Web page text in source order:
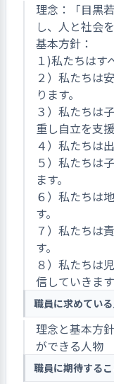
理念：「目黒
し、人と社会
基本方針：
１)私たちはす
２）私たちは
ります。
３）私たちは
重し自立を支援
４）私たちは
５）私たちは
ます。
６）私たちは
す。
７）私たちは
す。
８）私たちは
信していきます
職員に求めてい
理念と基本方
ができる人物
職員に期待する